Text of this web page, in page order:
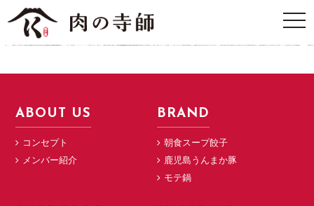
ABOUT US
コンセプト
メンバー紹介
BRAND
朝食スープ餃子
鹿児島うんまか豚
モテ鍋